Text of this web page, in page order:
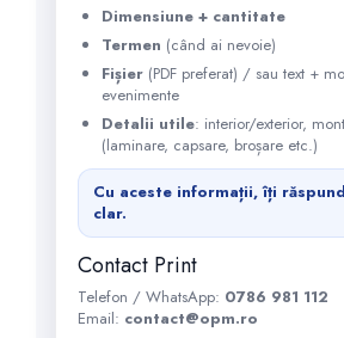
Dimensiune + cantitate
Termen (când ai nevoie)
Fișier (PDF preferat) / sau text +
evenimente
Detalii utile: interior/exterior,
(laminare, capsare, broșare etc.)
Cu aceste informații, îți
clar.
Contact Print
Telefon / WhatsApp: 0786 981 112
Email: contact@opm.ro